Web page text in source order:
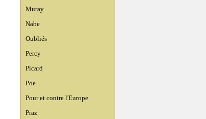
Muray
Nabe
Oubliés
Percy
Picard
Poe
Pour et contre l'Europe
Praz